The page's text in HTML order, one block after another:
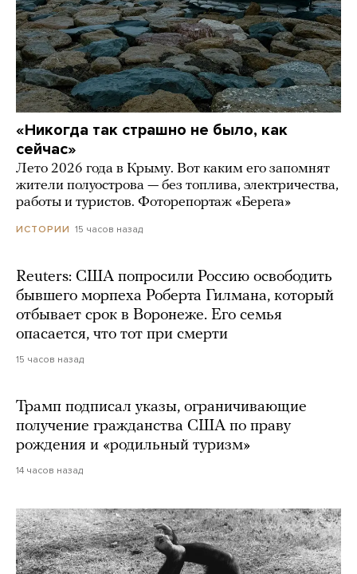
«Никогда так страшно не было, как
сейчас»
Лето 2026 года в Крыму. Вот каким его запомнят
жители полуострова — без топлива, электричества,
работы и туристов. Фоторепортаж «Берега»
ИСТОРИИ 15 часов назад
Reuters: США попросили Россию освободить
бывшего морпеха Роберта Гилмана, который
отбывает срок в Воронеже. Его семья
опасается, что тот при смерти
15 часов назад
Трамп подписал указы, ограничивающие
получение гражданства США по праву
рождения и «родильный туризм»
14 часов назад